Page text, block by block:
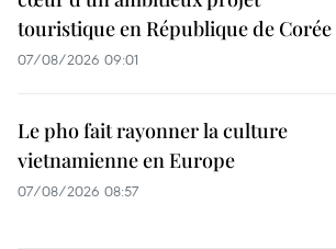
touristique en République de Corée
07/08/2026 09:01
Le pho fait rayonner la culture
vietnamienne en Europe
07/08/2026 08:57